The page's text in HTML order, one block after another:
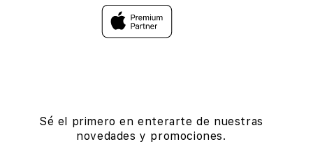
Sé el primero en enterarte de nuestras
novedades y promociones.